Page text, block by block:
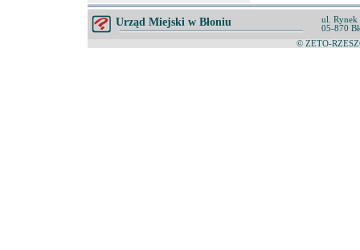
Urząd Miejski w Błoniu
ul. Rynek
05-870
© ZETO-